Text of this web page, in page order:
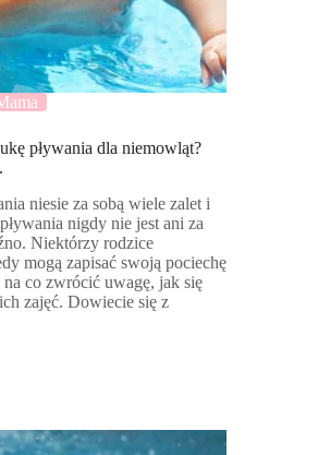
pływania dla niemowląt?
niesie za sobą wiele zalet i
nigdy nie jest ani za
Niektórzy rodzice
mogą zapisać swoją pociechę
co zwrócić uwagę, jak się
zajęć. Dowiecie się z